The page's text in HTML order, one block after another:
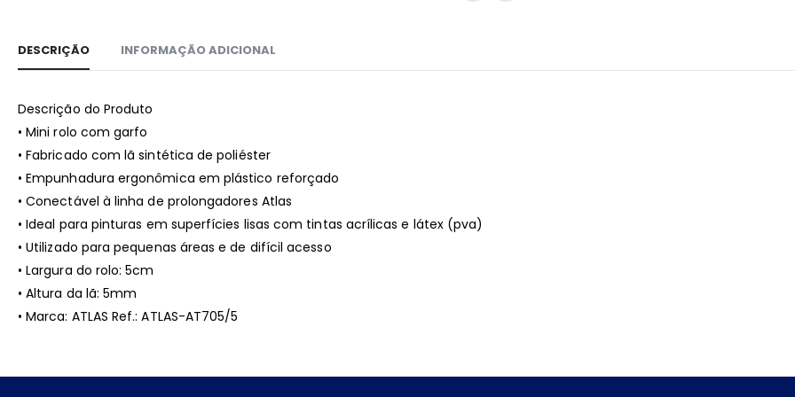
DESCRIÇÃO INFORMAÇÃO ADICIONAL
Descrição do Produto
• Mini rolo com garfo
• Fabricado com lã sintética de poliéster
• Empunhadura ergonômica em plástico reforçado
• Conectável à linha de prolongadores Atlas
• Ideal para pinturas em superfícies lisas com tintas acrílicas e látex (pva)
• Utilizado para pequenas áreas e de difícil acesso
• Largura do rolo: 5cm
• Altura da lã: 5mm
• Marca: ATLAS Ref.: ATLAS-AT705/5